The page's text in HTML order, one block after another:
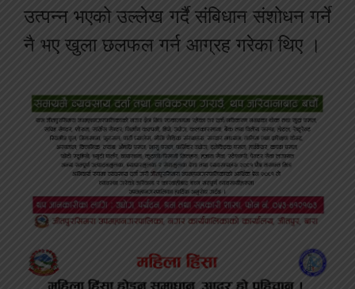
उत्पन्न भएको उल्लेख गर्दै संबिधान संशोधन गर्ने
नै भए खुला छलफल गर्न आग्रह गरेका थिए ।